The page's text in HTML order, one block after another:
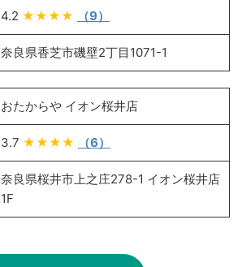
4.2 ★★★★ （9）
奈良県香芝市磯壁2丁目1071-1
おたからや イオン桜井店
3.7 ★★★★ （6）
奈良県桜井市上之庄278-1 イオン桜井店
1F